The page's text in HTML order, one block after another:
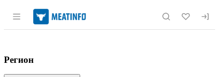
Раздел навигации по сайту
США: Обзор рынка свиней за 10 неделю
Фильтры
Регион